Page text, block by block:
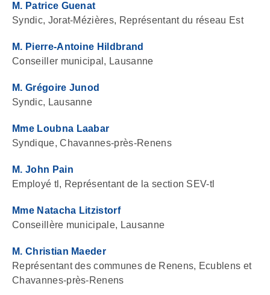
M. Patrice Guenat
Syndic, Jorat-Mézières, Représentant du réseau Est
M. Pierre-Antoine Hildbrand
Conseiller municipal, Lausanne
M. Grégoire Junod
Syndic, Lausanne
Mme Loubna Laabar
Syndique, Chavannes-près-Renens
M. John Pain
Employé tl, Représentant de la section SEV-tl
Mme Natacha Litzistorf
Conseillère municipale, Lausanne
M. Christian Maeder
Représentant des communes de Renens, Ecublens et
Chavannes-près-Renens